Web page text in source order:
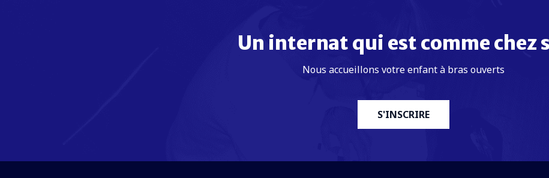
Un internat qui est comme chez
Nous accueillons votre enfant à bras ouverts
S'INSCRIRE